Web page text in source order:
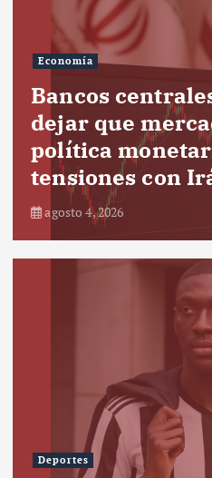
Economía
Bancos
dejar que
política
tensiones con
agosto 4, 2026
Deportes